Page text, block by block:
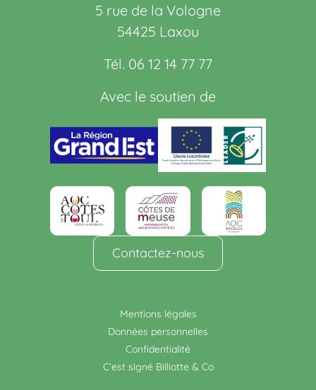
5 rue de la Vologne
54425 Laxou
Tél. 06 12 14 77 77
Avec le soutien de
Contactez-nous
Mentions légales
Données personnelles
Confidentialité
C’est signé Billiotte & Co